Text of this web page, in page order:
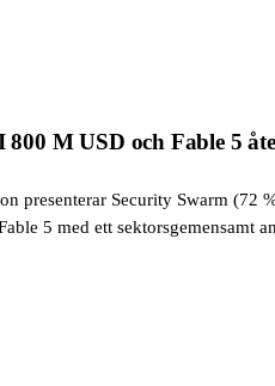
800 M USD och Fable 5
presenterar Security Swarm
5 med ett sektorsgemensamt